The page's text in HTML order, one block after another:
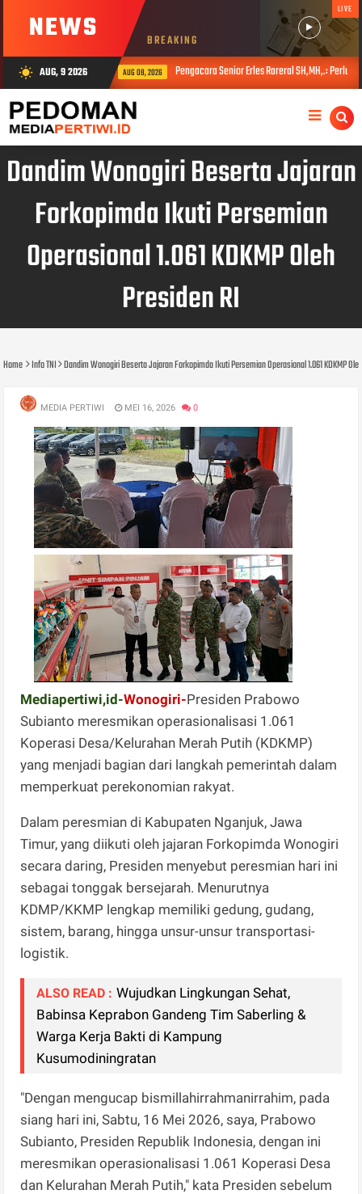
NEWS BREAKING
LIVE
wb_sunny AUG, 9 2026 AUG 08, 2026 Pengacara Senior Erles Rareral SH,MH,.: Perlu
Dandim Wonogiri Beserta Jajaran
Forkopimda Ikuti Persemian
Operasional 1.061 KDKMP Oleh
Presiden RI
Home Info TNI Dandim Wonogiri Beserta Jajaran Forkopimda Ikuti Persemian Operasional 1.061 KDKMP
MEDIA PERTIWI MEI 16, 2026 0
Mediapertiwi,id-Wonogiri-Presiden Prabowo
Subianto meresmikan operasionalisasi 1.061
Koperasi Desa/Kelurahan Merah Putih (KDKMP)
yang menjadi bagian dari langkah pemerintah dalam
memperkuat perekonomian rakyat.
Dalam peresmian di Kabupaten Nganjuk, Jawa
Timur, yang diikuti oleh jajaran Forkopimda Wonogiri
secara daring, Presiden menyebut peresmian hari ini
sebagai tonggak bersejarah. Menurutnya
KDMP/KKMP lengkap memiliki gedung, gudang,
sistem, barang, hingga unsur-unsur transportasi-
logistik.
ALSO READ : Wujudkan Lingkungan Sehat,
Babinsa Keprabon Gandeng Tim Saberling &
Warga Kerja Bakti di Kampung
Kusumodiningratan
"Dengan mengucap bismillahirrahmanirrahim, pada
siang hari ini, Sabtu, 16 Mei 2026, saya, Prabowo
Subianto, Presiden Republik Indonesia, dengan ini
meresmikan operasionalisasi 1.061 Koperasi Desa
dan Kelurahan Merah Putih," kata Presiden sebelum